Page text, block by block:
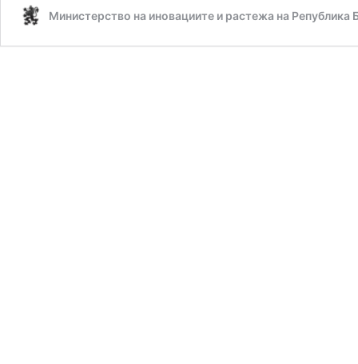
Министерство на иновациите и растежа на Република